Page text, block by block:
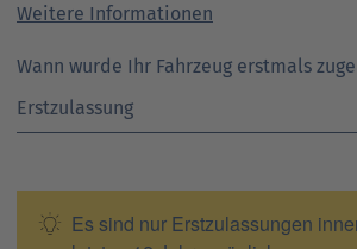
Weitere Informationen
Wann wurde Ihr Fahrzeug erstmals
Es sind nur Erstzulassungen